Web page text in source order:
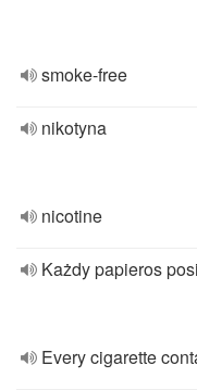
smoke-free
nikotyna
nicotine
Każdy papieros
Every cigarette